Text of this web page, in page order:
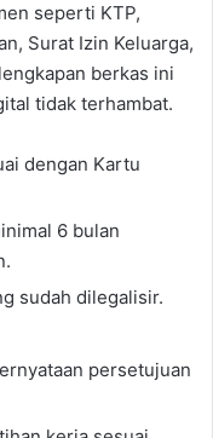
seperti KTP,
Surat Izin Keluarga,
berkas ini
tidak terhambat.
dengan Kartu
6 bulan
sudah dilegalisir.
persetujuan